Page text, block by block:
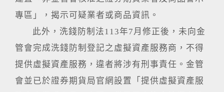
專區」，揭示可疑業者或商品資訊。
此外，洗錢防制法113年7月修正後，未向金
管會完成洗錢防制登記之虛擬資產服務商，不得
提供虛擬資產服務，違者將涉有刑事責任。金管
會並已於證券期貨局官網設置「提供虛擬資產服